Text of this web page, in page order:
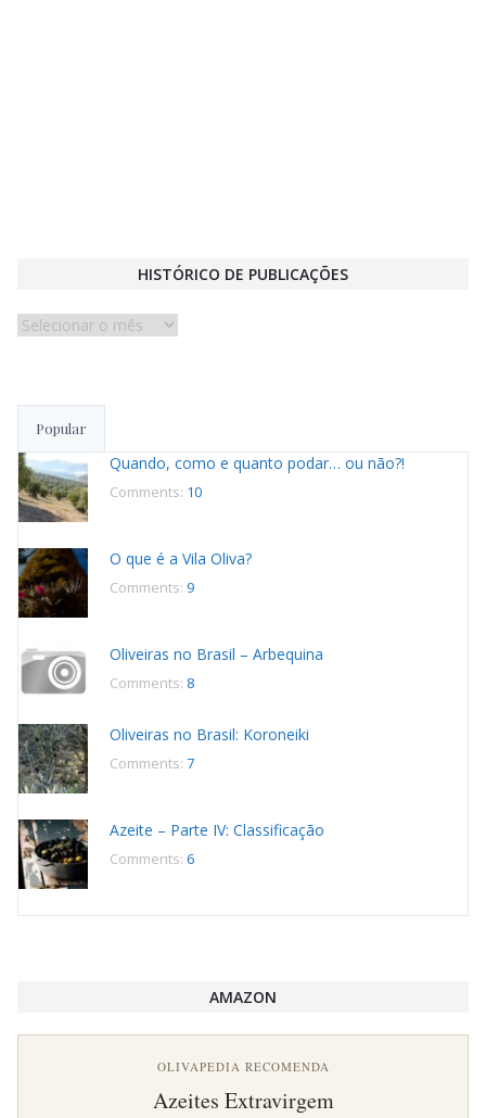
HISTÓRICO DE PUBLICAÇÕES
Histórico
Popular
Quando, como e quanto podar… ou não?!
Comments: 10
O que é a Vila Oliva?
Comments: 9
Oliveiras no Brasil – Arbequina
Comments: 8
Oliveiras no Brasil: Koroneiki
Comments: 7
Azeite – Parte IV: Classificação
Comments: 6
AMAZON
OLIVAPEDIA RECOMENDA
Azeites Extravirgem